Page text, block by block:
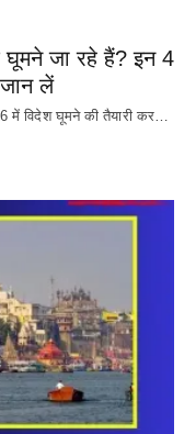
जा रहे हैं? इन 4
लें
विदेश घूमने की तैयारी कर…